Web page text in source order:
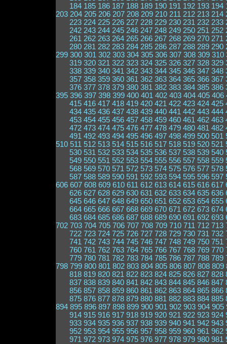
184 185 186 187 188 189 190 191 192 193 194
203 204 205 206 207 208 209 210 211 212 213 214
223 224 225 226 227 228 229 230 231 232 233
242 243 244 245 246 247 248 249 250 251 252
261 262 263 264 265 266 267 268 269 270 271
280 281 282 283 284 285 286 287 288 289 290
299 300 301 302 303 304 305 306 307 308 309 310
319 320 321 322 323 324 325 326 327 328 329
338 339 340 341 342 343 344 345 346 347 348
357 358 359 360 361 362 363 364 365 366 367
376 377 378 379 380 381 382 383 384 385 386
395 396 397 398 399 400 401 402 403 404 405 406
415 416 417 418 419 420 421 422 423 424 425
434 435 436 437 438 439 440 441 442 443 444
453 454 455 456 457 458 459 460 461 462 463
472 473 474 475 476 477 478 479 480 481 482
491 492 493 494 495 496 497 498 499 500 501
510 511 512 513 514 515 516 517 518 519 520 521
530 531 532 533 534 535 536 537 538 539 540
549 550 551 552 553 554 555 556 557 558 559
568 569 570 571 572 573 574 575 576 577 578
587 588 589 590 591 592 593 594 595 596 597
606 607 608 609 610 611 612 613 614 615 616 617
626 627 628 629 630 631 632 633 634 635 636
645 646 647 648 649 650 651 652 653 654 655
664 665 666 667 668 669 670 671 672 673 674
683 684 685 686 687 688 689 690 691 692 693
702 703 704 705 706 707 708 709 710 711 712 713
722 723 724 725 726 727 728 729 730 731 732
741 742 743 744 745 746 747 748 749 750 751
760 761 762 763 764 765 766 767 768 769 770
779 780 781 782 783 784 785 786 787 788 789
798 799 800 801 802 803 804 805 806 807 808 809
818 819 820 821 822 823 824 825 826 827 828
837 838 839 840 841 842 843 844 845 846 847
856 857 858 859 860 861 862 863 864 865 866
875 876 877 878 879 880 881 882 883 884 885
894 895 896 897 898 899 900 901 902 903 904 905
914 915 916 917 918 919 920 921 922 923 924
933 934 935 936 937 938 939 940 941 942 943
952 953 954 955 956 957 958 959 960 961 962
971 972 973 974 975 976 977 978 979 980 981